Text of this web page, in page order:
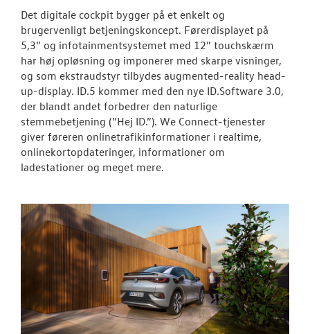
Det digitale cockpit bygger på et enkelt og
brugervenligt betjeningskoncept. Førerdisplayet på
5,3” og infotainmentsystemet med 12” touchskærm
har høj opløsning og imponerer med skarpe visninger,
og som ekstraudstyr tilbydes augmented-reality head-
up-display. ID.5 kommer med den nye ID.Software 3.0,
der blandt andet forbedrer den naturlige
stemmebetjening (”Hej ID.”). We Connect-tjenester
giver føreren onlinetrafikinformationer i realtime,
onlinekortopdateringer, informationer om
ladestationer og meget mere.